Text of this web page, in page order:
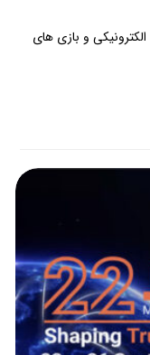
و بازی های